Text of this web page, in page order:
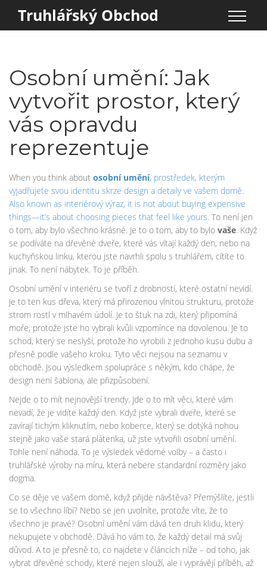
Truhlářský Obchod
Osobní umění: Jak
vytvořit prostor, který
vás opravdu
reprezentuje
When you think about osobní umění, prostředek, kterým
vyjadřujete svou identitu skrze design a detaily ve vašem domě.
Also known as interiérový výraz, it is not about buying expensive
things—it’s about choosing pieces that feel like yours. To není jen
o tom, aby bylo všechno krásné. Je to o tom, aby to bylo vaše. Když
se podíváte na dřevěné dveře, které vás vítají každý den, nebo na
kuchyňskou linku, kterou jste navrhli spolu s truhlářem, cítíte to
jinak. To není nábytek. To je příběh.
Osobní umění v interiéru se tvoří z drobností, které ostatní nevidí.
Je to ten kus dřeva, který má přirozenou vlnitou strukturu, protože
strom rostl v mlhavém údolí. Je to štuk na zdi, který připomíná
moře, protože jste ho vybrali kvůli vzpomínce na dovolenou. Je to
schod, který se neslyší, protože ho vyrobili z jednoho kusu dubu a
přesně podle vašeho kroku. Tyto věci nejsou na seznamu v
obchodě. Jsou výsledkem spolupráce s někým, kdo chápe, že
design není šablona, ale přizpůsobení.
Nejde o to mít nejnovější trendy. Jde o to mít věci, které vám
nevadí, že je vidíte každý den. Když jste vybrali dveře, které se
zavírají tichým kliknutím, nebo koberce, který se dotýká nohou
stejně jako vaše stará plátenka, už jste vytvořili osobní umění.
Tohle není náhoda. To je výsledek vědomé volby – a často i
truhlářské výroby na míru, která nebere standardní rozměry jako
dogma.
Co se děje ve vašem domě, když přijde návštěva? Přemýšlíte, jestli
se to všechno líbí? Nebo se jen uvolníte, protože víte, že to
všechno je pravé? Osobní umění vám dává ten druh klidu, který
nekupujete v obchodě. Dává ho vám to, že každý detail má svůj
důvod. A to je přesně to, co najdete v článcích níže – od toho, jak
vybrat dřevěné schody, které nejen slouží, ale i vyprávějí příběh, až